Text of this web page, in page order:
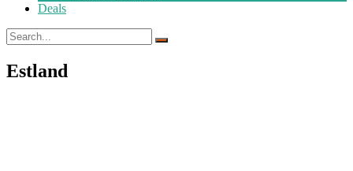
Deals
Estland